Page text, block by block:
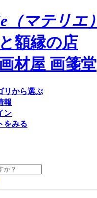
額縁の店
材屋 画箋堂
リから選ぶ
報
ン
をみる